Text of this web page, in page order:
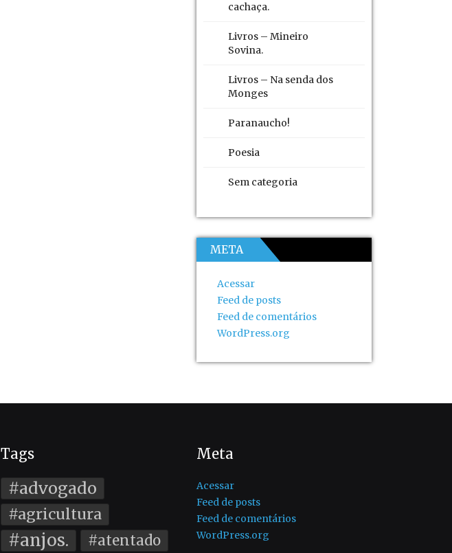
cachaça.
Livros – Mineiro
Sovina.
Livros – Na senda dos
Monges
Paranaucho!
Poesia
Sem categoria
META
Acessar
Feed de posts
Feed de comentários
WordPress.org
Tags
#advogado
#agricultura
#anjos. #atentado
Meta
Acessar
Feed de posts
Feed de comentários
WordPress.org